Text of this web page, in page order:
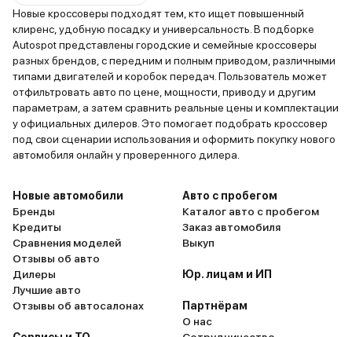
Новые кроссоверы подходят тем, кто ищет повышенный
клиренс, удобную посадку и универсальность. В подборке
Autospot представлены городские и семейные кроссоверы
разных брендов, с передним и полным приводом, различными
типами двигателей и коробок передач. Пользователь может
отфильтровать авто по цене, мощности, приводу и другим
параметрам, а затем сравнить реальные цены и комплектации
у официальных дилеров. Это помогает подобрать кроссовер
под свои сценарии использования и оформить покупку нового
автомобиля онлайн у проверенного дилера.
Новые автомобили
Бренды
Кредиты
Сравнения моделей
Отзывы об авто
Дилеры
Лучшие авто
Отзывы об автосалонах
Авто с пробегом
Каталог авто с пробегом
Заказ автомобиля
Выкуп
Юр. лицам и ИП
Партнёрам
О нас